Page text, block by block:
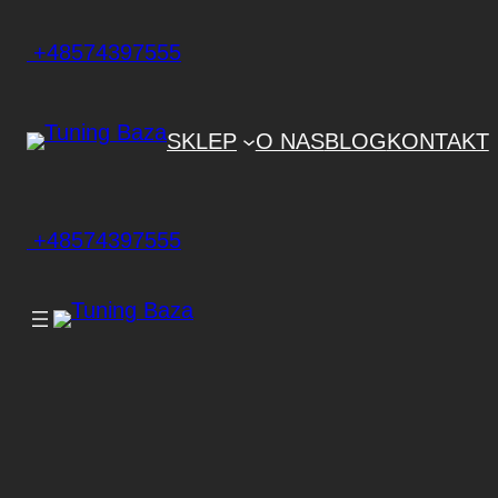
+48574397555
SKLEP O NASBLOGKONTAKT
+48574397555